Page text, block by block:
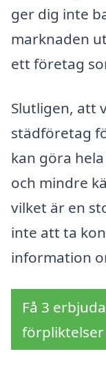
ger dig inte
marknaden
ett företag
Slutligen, att
städföretag
kan göra
och mindre
vilket är en
inte att ta
information
Få 3
förpliktelser